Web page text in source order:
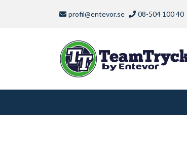
profil@entevor.se 08-504 100 40